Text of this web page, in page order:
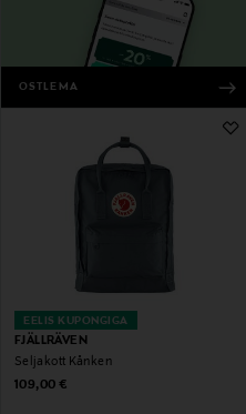
OSTLEMA
EELIS KUPONGIGA
FJÄLLRÄVEN
Seljakott Kånken
Original Price
109,00 €